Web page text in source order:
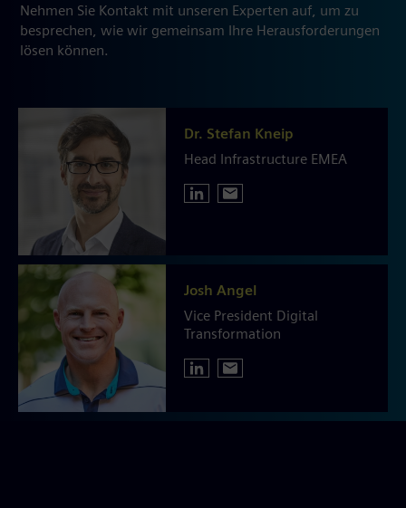
Nehmen Sie Kontakt mit unseren Experten auf, um zu
besprechen, wie wir gemeinsam Ihre Herausforderungen
lösen können.
Dr. Stefan Kneip
Head Infrastructure EMEA
Josh Angel
Vice President Digital
Transformation